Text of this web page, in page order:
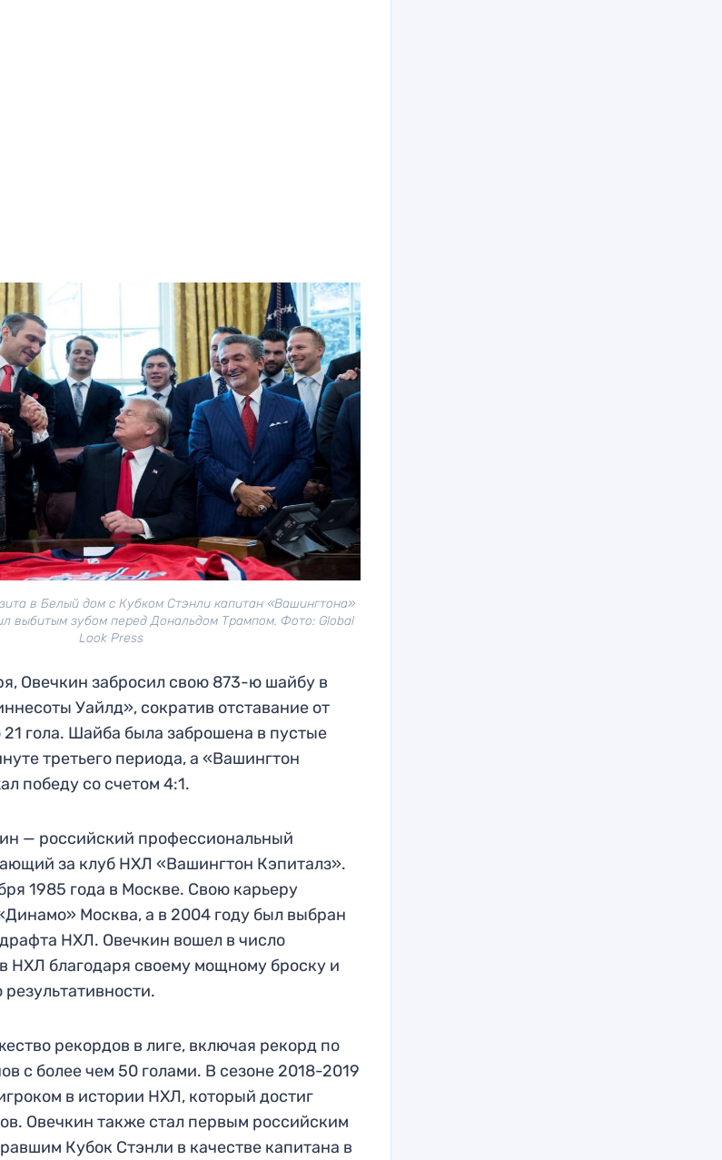
в Белый дом с Кубком Стэнли капитан «Вашингтона»
выбитым зубом перед Дональдом Трампом. Фото: Global
Look Press
Овечкин забросил свою 873-ю шайбу в
Уайлд», сократив отставание от
гола. Шайба была заброшена в пустые
третьего периода, а «Вашингтон
победу со счетом 4:1.
— российский профессиональный
за клуб НХЛ «Вашингтон Кэпиталз».
1985 года в Москве. Свою карьеру
Москва, а в 2004 году был выбран
НХЛ. Овечкин вошел в число
НХЛ благодаря своему мощному броску и
рекордов в лиге, включая рекорд по
с более чем 50 голами. В сезоне 2018-2019
в истории НХЛ, который достиг
Овечкин также стал первым российским
Кубок Стэнли в качестве капитана в